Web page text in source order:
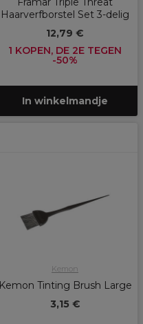
Haarverfborstel Set 3-delig
12,79 €
1 KOPEN, DE 2E TEGEN
-50%
In winkelmandje
Kemon
Kemon Tinting Brush Large
3,15 €